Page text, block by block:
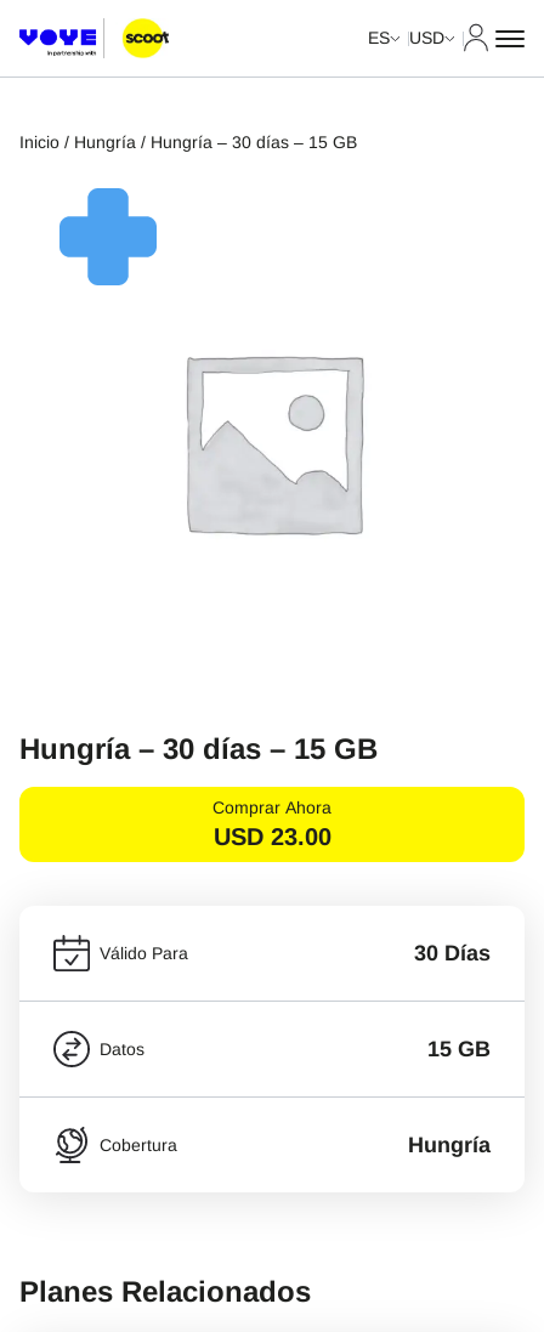
ES USD
Inicio / Hungría / Hungría – 30 días – 15 GB
Hungría – 30 días – 15 GB
Comprar Ahora
USD 23.00
Válido Para 30 Días
Datos 15 GB
Cobertura Hungría
Planes Relacionados